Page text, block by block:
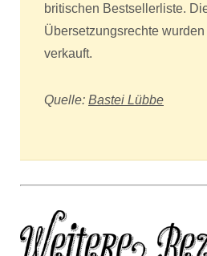
britischen Bestsellerliste.
Übersetzungsrechte
verkauft.
Quelle: Bastei Lübbe